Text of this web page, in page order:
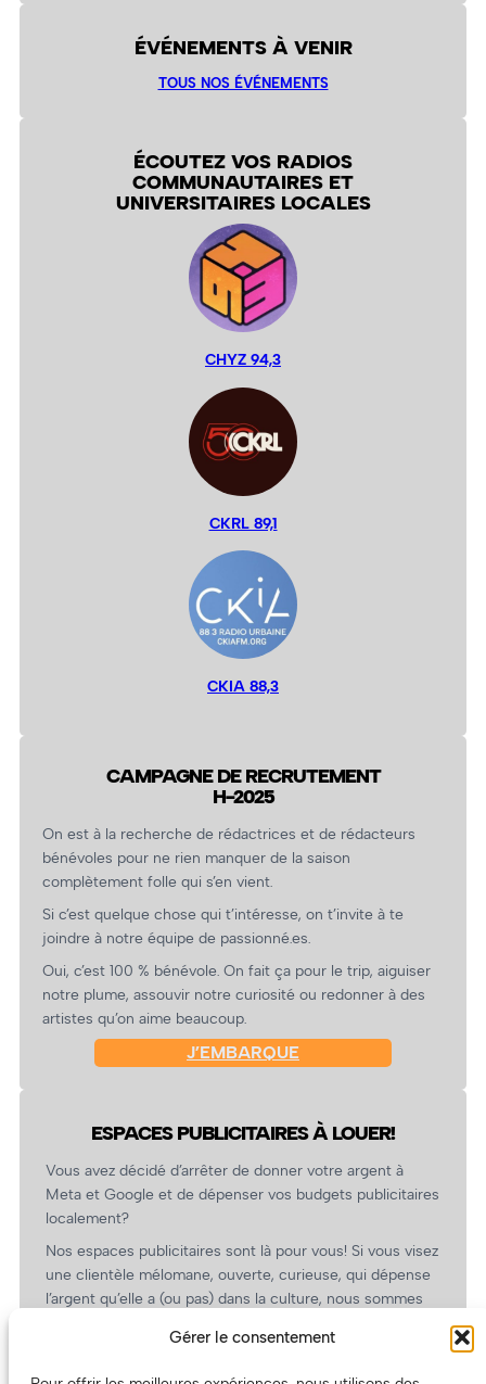
Gérer le consentement
ÉVÉNEMENTS À VENIR
TOUS NOS ÉVÉNEMENTS
ÉCOUTEZ VOS RADIOS
COMMUNAUTAIRES ET
UNIVERSITAIRES LOCALES
CHYZ 94,3
CKRL 89,1
CKIA 88,3
CAMPAGNE DE RECRUTEMENT
H-2025
On est à la recherche de rédactrices et de rédacteurs
bénévoles pour ne rien manquer de la saison
complètement folle qui s’en vient.
Si c’est quelque chose qui t’intéresse, on t’invite à te
joindre à notre équipe de passionné.es.
Oui, c’est 100 % bénévole. On fait ça pour le trip, aiguiser
notre plume, assouvir notre curiosité ou redonner à des
artistes qu’on aime beaucoup.
J’EMBARQUE
ESPACES PUBLICITAIRES À LOUER!
Vous avez décidé d’arrêter de donner votre argent à
Meta et Google et de dépenser vos budgets publicitaires
localement?
Nos espaces publicitaires sont là pour vous! Si vous visez
une clientèle mélomane, ouverte, curieuse, qui dépense
l’argent qu’elle a (ou pas) dans la culture, nous sommes
revient.